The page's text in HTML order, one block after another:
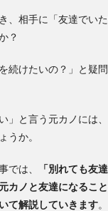
、相手に「友達でい
？
続けたいの？」と疑
」と言う元カノには
うか。
では、
「別れても友
カノと友達になるこ
て解説していきます。